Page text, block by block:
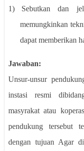
1)
Sebutkan dan
memungkinkan
dapat memberikan
Jawaban:
Unsur-unsur
instasi resmi
masyrakat atau
pendukung tersebut
dengan tujuan Agar